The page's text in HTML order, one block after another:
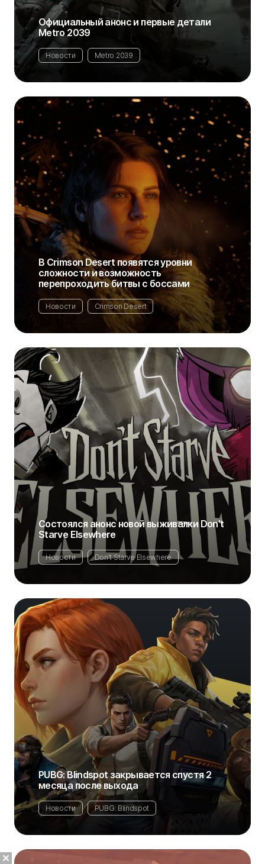
Официальный анонс и первые детали
Metro 2039
Новости Metro 2039
В Crimson Desert появятся уровни
сложности и возможность
перепроходить битвы с боссами
Новости Crimson Desert
Состоялся анонс новой выживалки Don't
Starve Elsewhere
Новости Don't Starve Elsewhere
PUBG: Blindspot закрывается спустя 2
месяца после выхода
Новости PUBG: Blindspot